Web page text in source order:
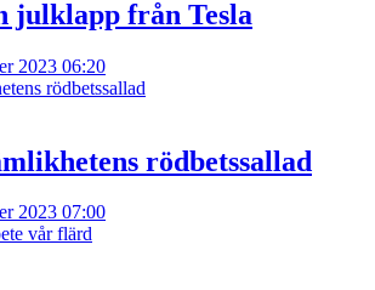
julklapp från Tesla
2023 06:20
rödbetssallad
2023 07:00